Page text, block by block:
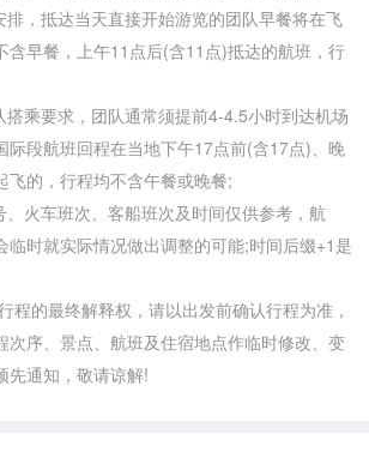
，抵达当天直接开始游览的团队早餐将在飞
含早餐，上午11点后(含11点)抵达的航班，行
乘要求，团队通常须提前4-4.5小时到达机场
际段航班回程在当地下午17点前(含17点)、晚
飞的，行程均不含午餐或晚餐;
火车班次、客船班次及时间仅供参考，航
临时就实际情况做出调整的可能;时间后缀+1是
程的最终解释权，请以出发前确认行程为准，
次序、景点、航班及住宿地点作临时修改、变
先通知，敬请谅解!